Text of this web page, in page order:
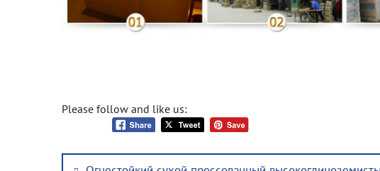
Please follow and like us:
Post